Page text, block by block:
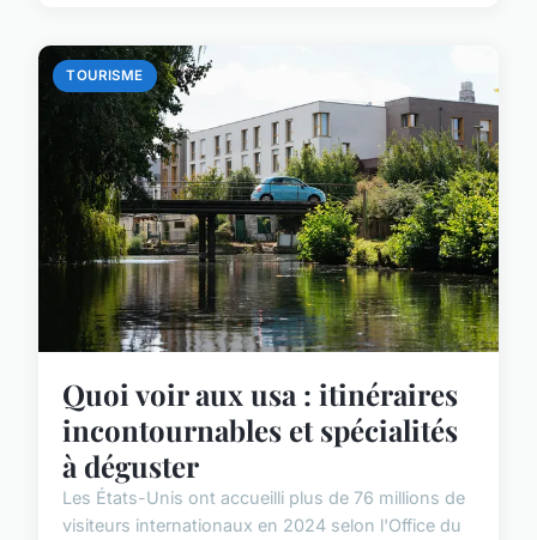
TOURISME
Quoi voir aux usa : itinéraires
incontournables et spécialités
à déguster
Les États-Unis ont accueilli plus de 76 millions de
visiteurs internationaux en 2024 selon l'Office du